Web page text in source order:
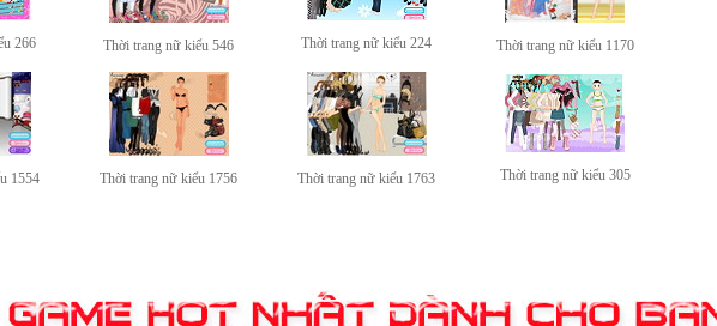
266 Thời trang nữ kiểu 546 Thời trang nữ kiểu 224 Thời trang nữ kiểu 1170
1554 Thời trang nữ kiểu 1756 Thời trang nữ kiểu 1763 Thời trang nữ kiểu 305